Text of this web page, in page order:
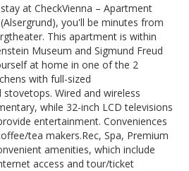
at CheckVienna – Apartment
you'll be minutes from
This apartment is within
Museum and Sigmund Freud
at home in one of the 2
with full-sized
Wired and wireless
while 32-inch LCD televisions
entertainment. Conveniences
tea makers.Rec, Spa, Premium
amenities, which include
access and tour/ticket